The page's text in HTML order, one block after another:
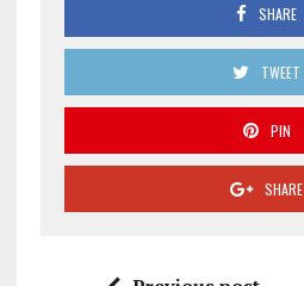
SHARE
TWEET
PIN
SHARE